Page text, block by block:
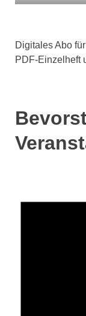
Digitales Abo
PDF-Einzelheft